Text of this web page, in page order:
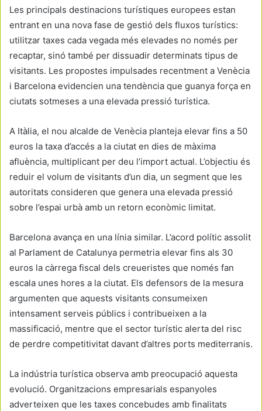
Les principals destinacions turístiques europees estan
entrant en una nova fase de gestió dels fluxos turístics:
utilitzar taxes cada vegada més elevades no només per
recaptar, sinó també per dissuadir determinats tipus de
visitants. Les propostes impulsades recentment a Venècia
i Barcelona evidencien una tendència que guanya força en
ciutats sotmeses a una elevada pressió turística.
A Itàlia, el nou alcalde de Venècia planteja elevar fins a 50
euros la taxa d’accés a la ciutat en dies de màxima
afluència, multiplicant per deu l’import actual. L’objectiu és
reduir el volum de visitants d’un dia, un segment que les
autoritats consideren que genera una elevada pressió
sobre l’espai urbà amb un retorn econòmic limitat.
Barcelona avança en una línia similar. L’acord polític assolit
al Parlament de Catalunya permetria elevar fins als 30
euros la càrrega fiscal dels creueristes que només fan
escala unes hores a la ciutat. Els defensors de la mesura
argumenten que aquests visitants consumeixen
intensament serveis públics i contribueixen a la
massificació, mentre que el sector turístic alerta del risc
de perdre competitivitat davant d’altres ports mediterranis.
La indústria turística observa amb preocupació aquesta
evolució. Organitzacions empresarials espanyoles
adverteixen que les taxes concebudes amb finalitats